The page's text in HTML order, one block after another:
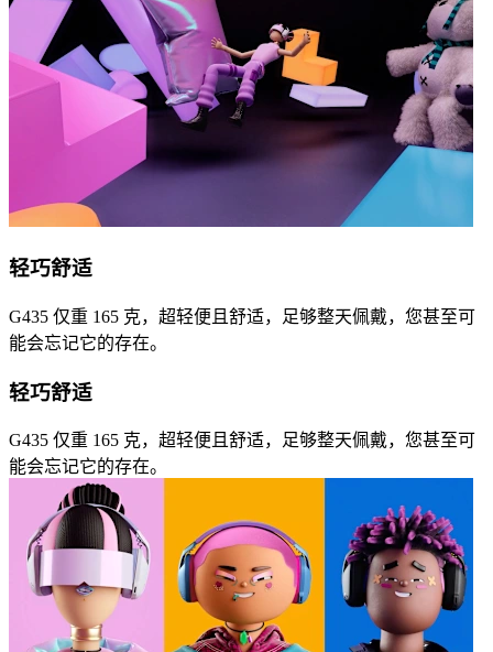
轻巧舒适
G435 仅重 165 克，超轻便且舒适，足够整天佩戴，您甚至可
能会忘记它的存在。
轻巧舒适
G435 仅重 165 克，超轻便且舒适，足够整天佩戴，您甚至可
能会忘记它的存在。